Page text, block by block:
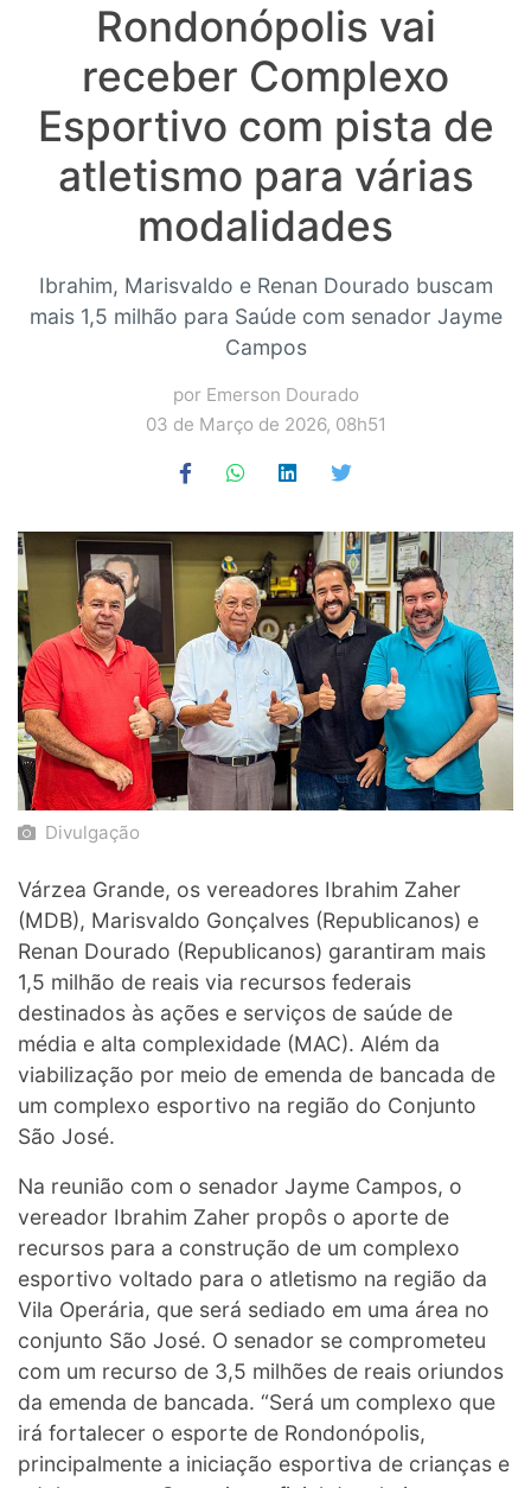
Rondonópolis vai
receber Complexo
Esportivo com pista de
atletismo para várias
modalidades
Ibrahim, Marisvaldo e Renan Dourado buscam
mais 1,5 milhão para Saúde com senador Jayme
Campos
por Emerson Dourado
03 de Março de 2026, 08h51
Divulgação
Várzea Grande, os vereadores Ibrahim Zaher
(MDB), Marisvaldo Gonçalves (Republicanos) e
Renan Dourado (Republicanos) garantiram mais
1,5 milhão de reais via recursos federais
destinados às ações e serviços de saúde de
média e alta complexidade (MAC). Além da
viabilização por meio de emenda de bancada de
um complexo esportivo na região do Conjunto
São José.
Na reunião com o senador Jayme Campos, o
vereador Ibrahim Zaher propôs o aporte de
recursos para a construção de um complexo
esportivo voltado para o atletismo na região da
Vila Operária, que será sediado em uma área no
conjunto São José. O senador se comprometeu
com um recurso de 3,5 milhões de reais oriundos
da emenda de bancada. “Será um complexo que
irá fortalecer o esporte de Rondonópolis,
principalmente a iniciação esportiva de crianças e